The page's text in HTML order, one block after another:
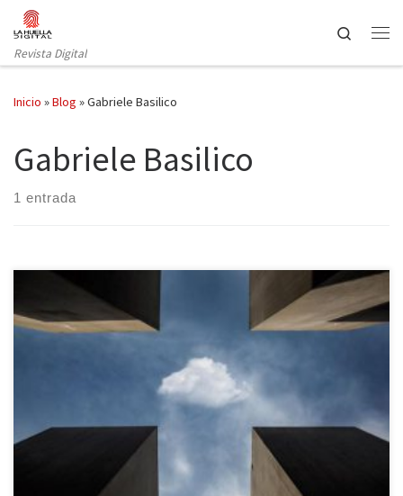
Saltar al contenido
Revista Digital
Search
Inicio »Blog »Gabriele Basilico
Gabriele Basilico
1 entrada
Photoespaña, el Festival Internacional de Fotografía y artes
visuales, celebra este año su vigésima edición desde que
comenzara en 1998. Como en otras ocasiones, a las exposiciones
montadas en diferentes galerías de arte colaboradoras repartidas
por toda la ciudad, se suman otras en los principales museos de la
capital y […]